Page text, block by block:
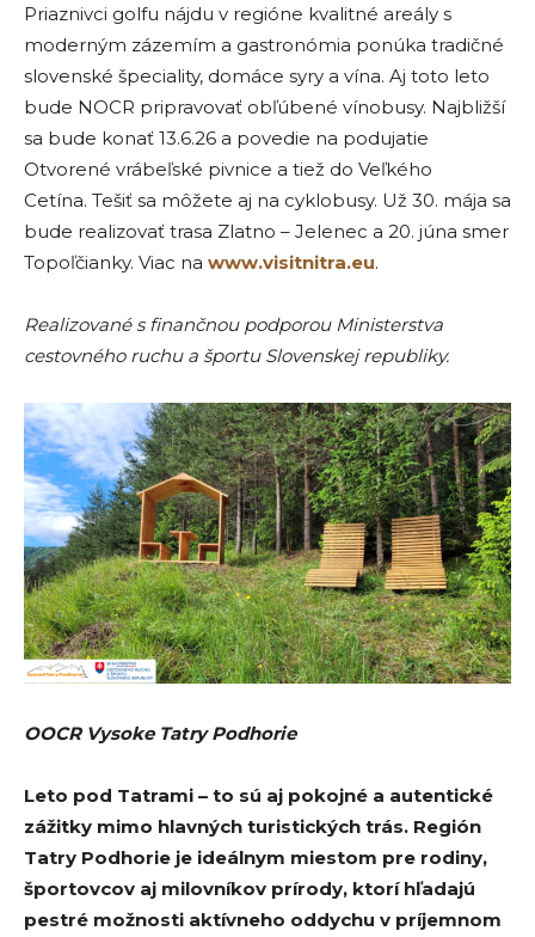
Priaznivci golfu nájdu v regióne kvalitné areály s
moderným zázemím a gastronómia ponúka tradičné
slovenské špeciality, domáce syry a vína. Aj toto leto
bude NOCR pripravovať obľúbené vínobusy. Najbližší
sa bude konať 13.6.26 a povedie na podujatie
Otvorené vrábeľské pivnice a tiež do Veľkého
Cetína. Tešiť sa môžete aj na cyklobusy. Už 30. mája sa
bude realizovať trasa Zlatno – Jelenec a 20. júna smer
Topoľčianky. Viac na www.visitnitra.eu.
Realizované s finančnou podporou Ministerstva
cestovného ruchu a športu Slovenskej republiky.
OOCR Vysoke Tatry Podhorie
Leto pod Tatrami – to sú aj pokojné a autentické
zážitky mimo hlavných turistických trás. Región
Tatry Podhorie je ideálnym miestom pre rodiny,
športovcov aj milovníkov prírody, ktorí hľadajú
pestré možnosti aktívneho oddychu v príjemnom